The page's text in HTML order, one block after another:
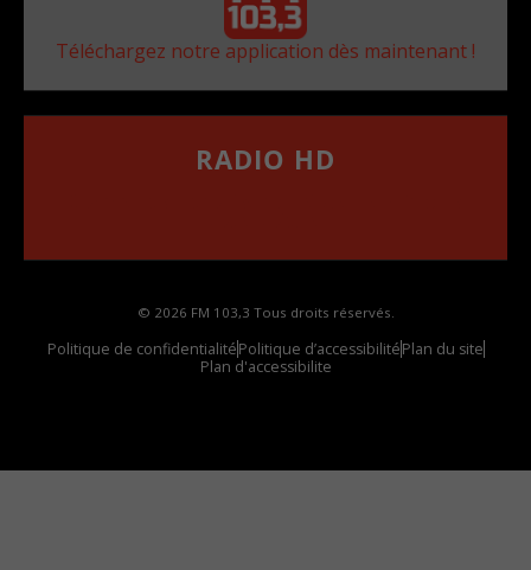
Téléchargez notre application dès maintenant !
RADIO HD
© 2026 FM 103,3 Tous droits réservés.
Politique de confidentialitéPolitique d’accessibilitéPlan du site
Plan d'accessibilite